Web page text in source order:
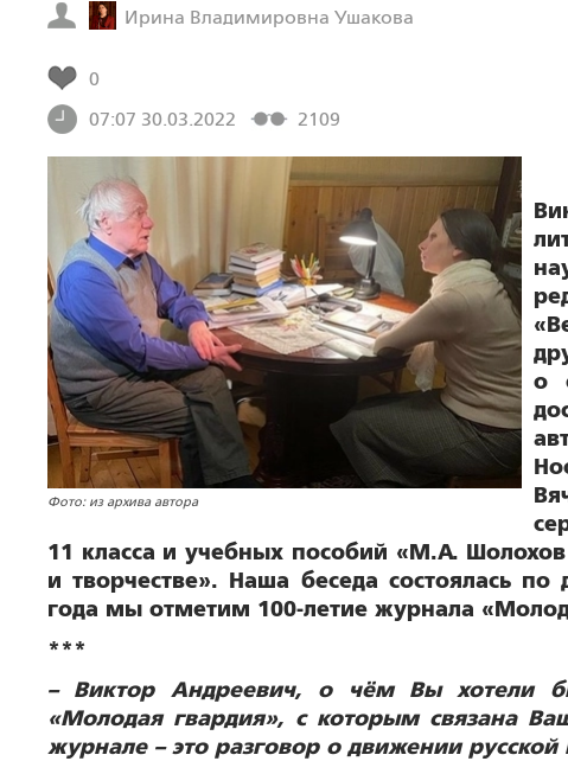
Ирина Владимировна Ушакова
0
07:07 30.03.2022
2109
Фото: из архива автора
о
11 класса и учебных пособий «М.А.
и творчестве». Наша беседа состоялась
года мы отметим 100-летие журнала
***
– Виктор Андреевич, о чём Вы хотели
«Молодая гвардия», с которым связана
журнале – это разговор о движении